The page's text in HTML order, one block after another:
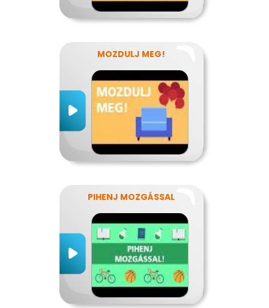
MOZDULJ MEG!
PIHENJ MOZGÁSSAL